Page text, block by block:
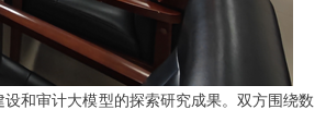
和审计大模型的探索研究成果。双方围绕数